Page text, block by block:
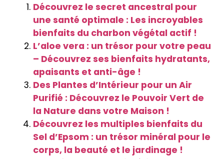
Découvrez le secret ancestral pour
une santé optimale : Les incroyables
bienfaits du charbon végétal actif !
L’aloe vera : un trésor pour votre peau
– Découvrez ses bienfaits hydratants,
apaisants et anti-âge !
Des Plantes d’Intérieur pour un Air
Purifié : Découvrez le Pouvoir Vert de
la Nature dans votre Maison !
Découvrez les multiples bienfaits du
Sel d’Epsom : un trésor minéral pour le
corps, la beauté et le jardinage !